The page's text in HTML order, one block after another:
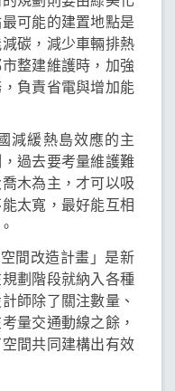
可能的建置地點是
碳，減少車輛排熱
整建維護時，加強
負責省電與增加能
緩熱島效應的主
過去要考量維護難
木為主，才可以吸
太寬，最好能互相
間改造計畫」是新
劃階段就納入各種
師除了關注數量、
量交通動線之餘，
間共同建構出有效